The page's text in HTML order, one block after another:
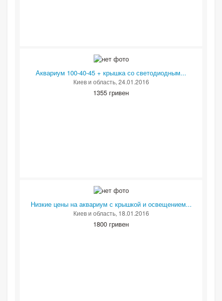
Аквариум 100-40-45 + крышка со светодиодным...
Киев и область, 24.01.2016
1355 гривен
Низкие цены на аквариум с крышкой и освещением...
Киев и область, 18.01.2016
1800 гривен